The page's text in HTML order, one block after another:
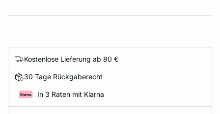
Kostenlose Lieferung ab 80 €
30 Tage Rückgaberecht
In 3 Raten mit Klarna